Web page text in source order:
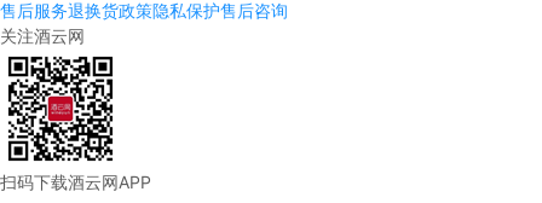
售后服务退换货政策隐私保护售后咨询
关注酒云网
扫码下载酒云网APP